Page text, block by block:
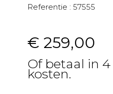
Referentie : 57555
€ 259,00
Of betaal in
kosten.